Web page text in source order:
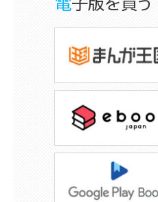
電子版を買う